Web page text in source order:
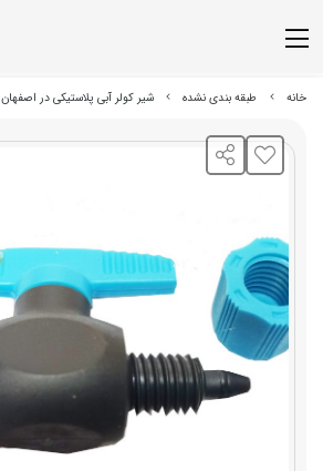
خانه طبقه بندی نشده شیر کولر آبی پلاستیکی در اصفهان